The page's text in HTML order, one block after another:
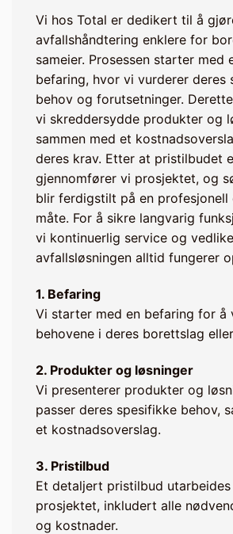
Vi hos Total er dedikert til å
avfallshåndtering enklere for
sameier. Prosessen starter med
befaring, hvor vi vurderer deres
behov og forutsetninger.
vi skreddersydde produkter og
sammen med et
deres krav. Etter at pristilbudet
gjennomfører vi prosjektet, og
blir ferdigstilt på en
måte. For å sikre langvarig
vi kontinuerlig service og
avfallsløsningen alltid fungerer
1. Befaring
Vi starter med en befaring for å
behovene i deres borettslag
2. Produkter og løsninger
Vi presenterer produkter og
passer deres spesifikke behov,
et kostnadsoverslag.
3. Pristilbud
Et detaljert pristilbud
prosjektet, inkludert alle
og kostnader.